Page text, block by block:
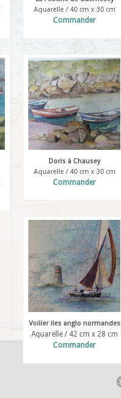
Aquarelle / 40 cm x 30 cm
Commander
Doris à Chausey
Aquarelle / 40 cm x 30 cm
Commander
Voilier iles anglo normandes
Aquarelle / 42 cm x 28 cm
Commander